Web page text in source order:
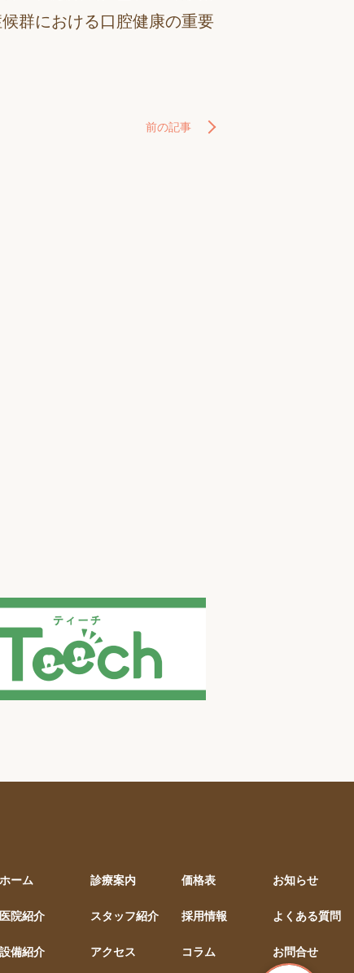
群における口腔健康の重要
前の記事
ホーム
医院紹介
設備紹介
診療案内
スタッフ紹介
アクセス
価格表
採用情報
コラム
お知らせ
よくある質問
お問合せ